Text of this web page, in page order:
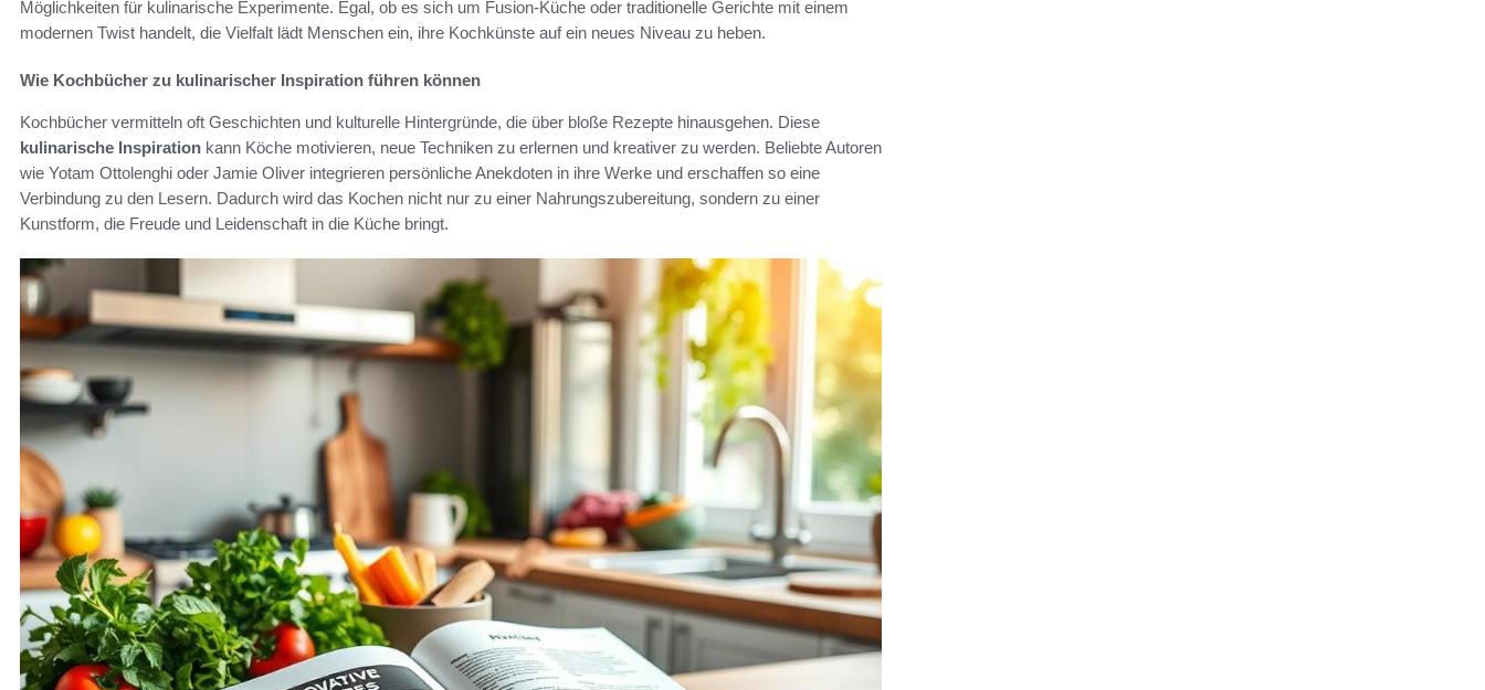
Möglichkeiten für kulinarische Experimente. Egal, ob es sich um Fusion-Küche oder traditionelle Gerichte mit einem
modernen Twist handelt, die Vielfalt lädt Menschen ein, ihre Kochkünste auf ein neues Niveau zu heben.
Wie Kochbücher zu kulinarischer Inspiration führen können
Kochbücher vermitteln oft Geschichten und kulturelle Hintergründe, die über bloße Rezepte hinausgehen. Diese
kulinarische Inspiration kann Köche motivieren, neue Techniken zu erlernen und kreativer zu werden. Beliebte Autoren
wie Yotam Ottolenghi oder Jamie Oliver integrieren persönliche Anekdoten in ihre Werke und erschaffen so eine
Verbindung zu den Lesern. Dadurch wird das Kochen nicht nur zu einer Nahrungszubereitung, sondern zu einer
Kunstform, die Freude und Leidenschaft in die Küche bringt.